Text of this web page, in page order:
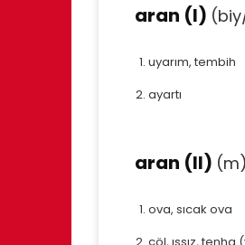
aran (I)
uyarım, tembih
ayartı
aran (II) (m)
ova, sıcak ova